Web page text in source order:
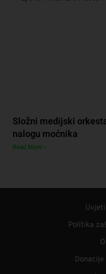
Složni medijski
nalogu moćnika
Read More »
Politika